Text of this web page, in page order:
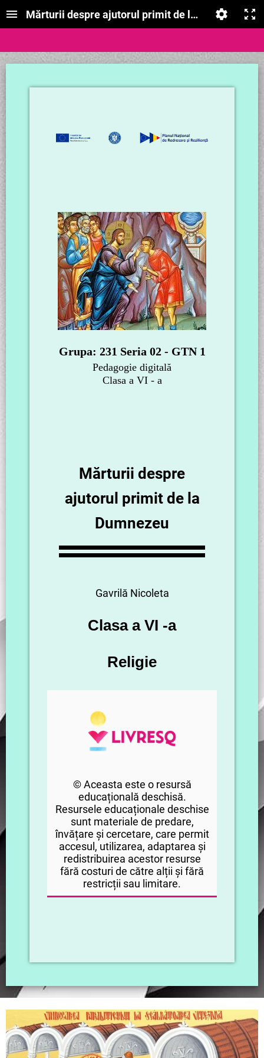
Mărturii despre ajutorul primit de la Dumnezeu
Grupa: 231 Seria 02 - GTN 1
Pedagogie digitală
Clasa a VI - a
Mărturii despre
ajutorul primit de la
Dumnezeu
Gavrilă Nicoleta
Clasa a VI -a
Religie
© Aceasta este o resursă
educațională deschisă.
Resursele educaționale deschise
sunt materiale de predare,
învățare și cercetare, care permit
accesul, utilizarea, adaptarea și
redistribuirea acestor resurse
fără costuri de către alții și fără
restricții sau limitare.